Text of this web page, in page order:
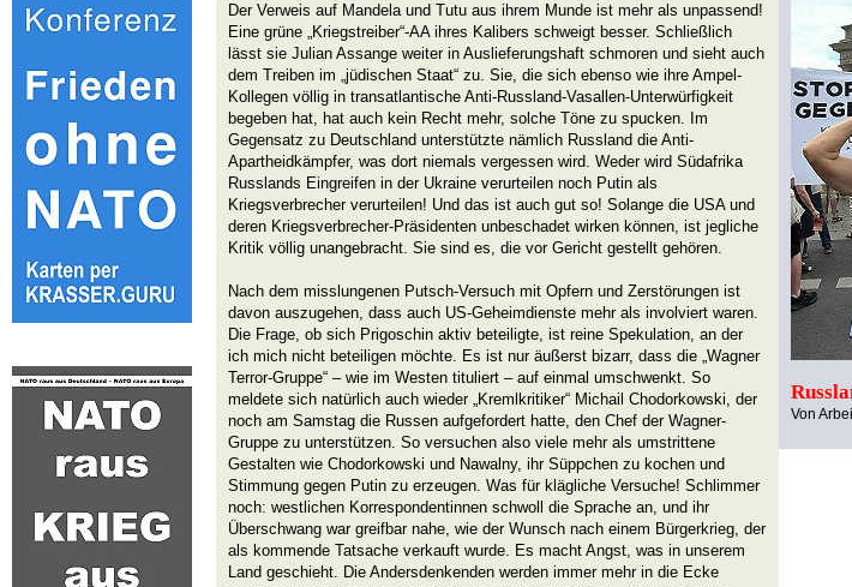
Der Verweis auf Mandela und Tutu aus ihrem Munde ist mehr als unpassend!
Eine grüne „Kriegstreiber“-AA ihres Kalibers schweigt besser. Schließlich
lässt sie Julian Assange weiter in Auslieferungshaft schmoren und sieht auch
dem Treiben im „jüdischen Staat“ zu. Sie, die sich ebenso wie ihre Ampel-
Kollegen völlig in transatlantische Anti-Russland-Vasallen-Unterwürfigkeit
begeben hat, hat auch kein Recht mehr, solche Töne zu spucken. Im
Gegensatz zu Deutschland unterstützte nämlich Russland die Anti-
Apartheidkämpfer, was dort niemals vergessen wird. Weder wird Südafrika
Russlands Eingreifen in der Ukraine verurteilen noch Putin als
Kriegsverbrecher verurteilen! Und das ist auch gut so! Solange die USA und
deren Kriegsverbrecher-Präsidenten unbeschadet wirken können, ist jegliche
Kritik völlig unangebracht. Sie sind es, die vor Gericht gestellt gehören.
Nach dem misslungenen Putsch-Versuch mit Opfern und Zerstörungen ist
davon auszugehen, dass auch US-Geheimdienste mehr als involviert waren.
Die Frage, ob sich Prigoschin aktiv beteiligte, ist reine Spekulation, an der
ich mich nicht beteiligen möchte. Es ist nur äußerst bizarr, dass die „Wagner
Terror-Gruppe“ – wie im Westen tituliert – auf einmal umschwenkt. So
meldete sich natürlich auch wieder „Kremlkritiker“ Michail Chodorkowski, der
noch am Samstag die Russen aufgefordert hatte, den Chef der Wagner-
Gruppe zu unterstützen. So versuchen also viele mehr als umstrittene
Gestalten wie Chodorkowski und Nawalny, ihr Süppchen zu kochen und
Stimmung gegen Putin zu erzeugen. Was für klägliche Versuche! Schlimmer
noch: westlichen Korrespondentinnen schwoll die Sprache an, und ihr
Überschwang war greifbar nahe, wie der Wunsch nach einem Bürgerkrieg, der
als kommende Tatsache verkauft wurde. Es macht Angst, was in unserem
Land geschieht. Die Andersdenkenden werden immer mehr in die Ecke
Von